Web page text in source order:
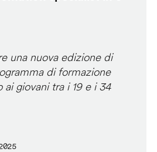
una nuova edizione di
di formazione
giovani tra i 19 e i 34